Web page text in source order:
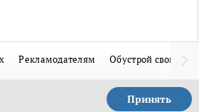
Рекламодателям Обустрой свой дом
Принять